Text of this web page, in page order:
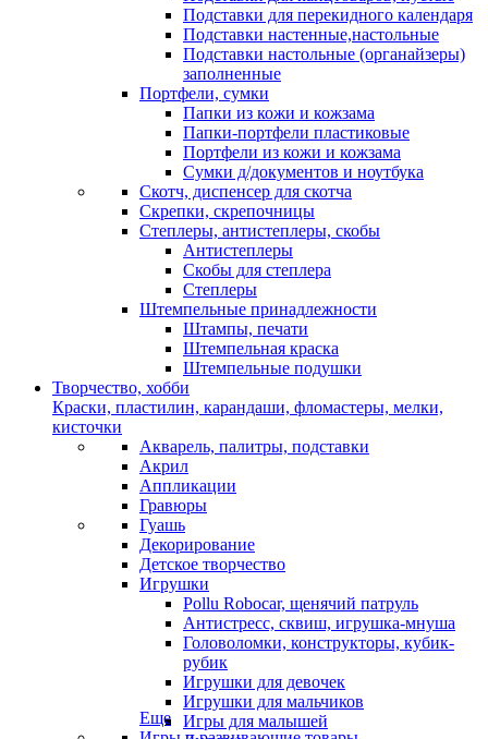
Подставки для перекидного календаря
Подставки настенные,настольные
Подставки настольные (органайзеры)
заполненные
Портфели, сумки
Папки из кожи и кожзама
Папки-портфели пластиковые
Портфели из кожи и кожзама
Сумки д/документов и ноутбука
Скотч, диспенсер для скотча
Скрепки, скрепочницы
Степлеры, антистеплеры, скобы
Антистеплеры
Скобы для степлера
Степлеры
Штемпельные принадлежности
Штампы, печати
Штемпельная краска
Штемпельные подушки
Творчество, хобби
Краски, пластилин, карандаши, фломастеры, мелки,
кисточки
Акварель, палитры, подставки
Акрил
Аппликации
Гравюры
Гуашь
Декорирование
Детское творчество
Игрушки
Pollu Robocar, щенячий патруль
Антистресс, сквиш, игрушка-мнуша
Головоломки, конструкторы, кубик-
рубик
Игрушки для девочек
Игрушки для мальчиков
Игры для малышей
Еще